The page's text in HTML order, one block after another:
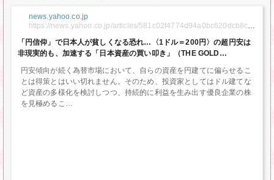
news.yahoo.co.jp
https://news.yahoo.co.jp/articles/581c02f4774d94a0bc620dcb8c4
「円信仰」で日本人が貧しくなる恐れ…〈1ドル＝200円〉の超円安は
非現実的も、加速する「日本資産の買い叩き」（THE GOLD
円安傾向が続く為替市場において、自らの資産を円建てに偏らせるこ
とは得策とはいい切れません。そのため、投資家としてはドル建てな
ど資産の多様化を検討しつつ、持続的に利益を生み出す優良企業の株
を見極めるこ